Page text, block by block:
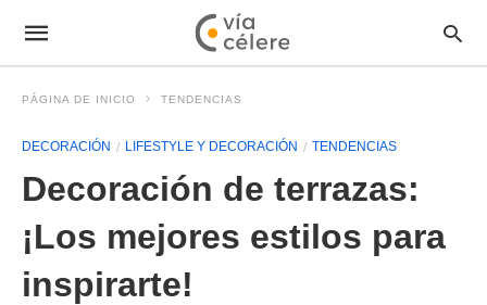
PÁGINA DE INICIO TENDENCIAS
DECORACIÓN LIFESTYLE Y DECORACIÓN TENDENCIAS
Decoración de terrazas:
¡Los mejores estilos para
inspirarte!